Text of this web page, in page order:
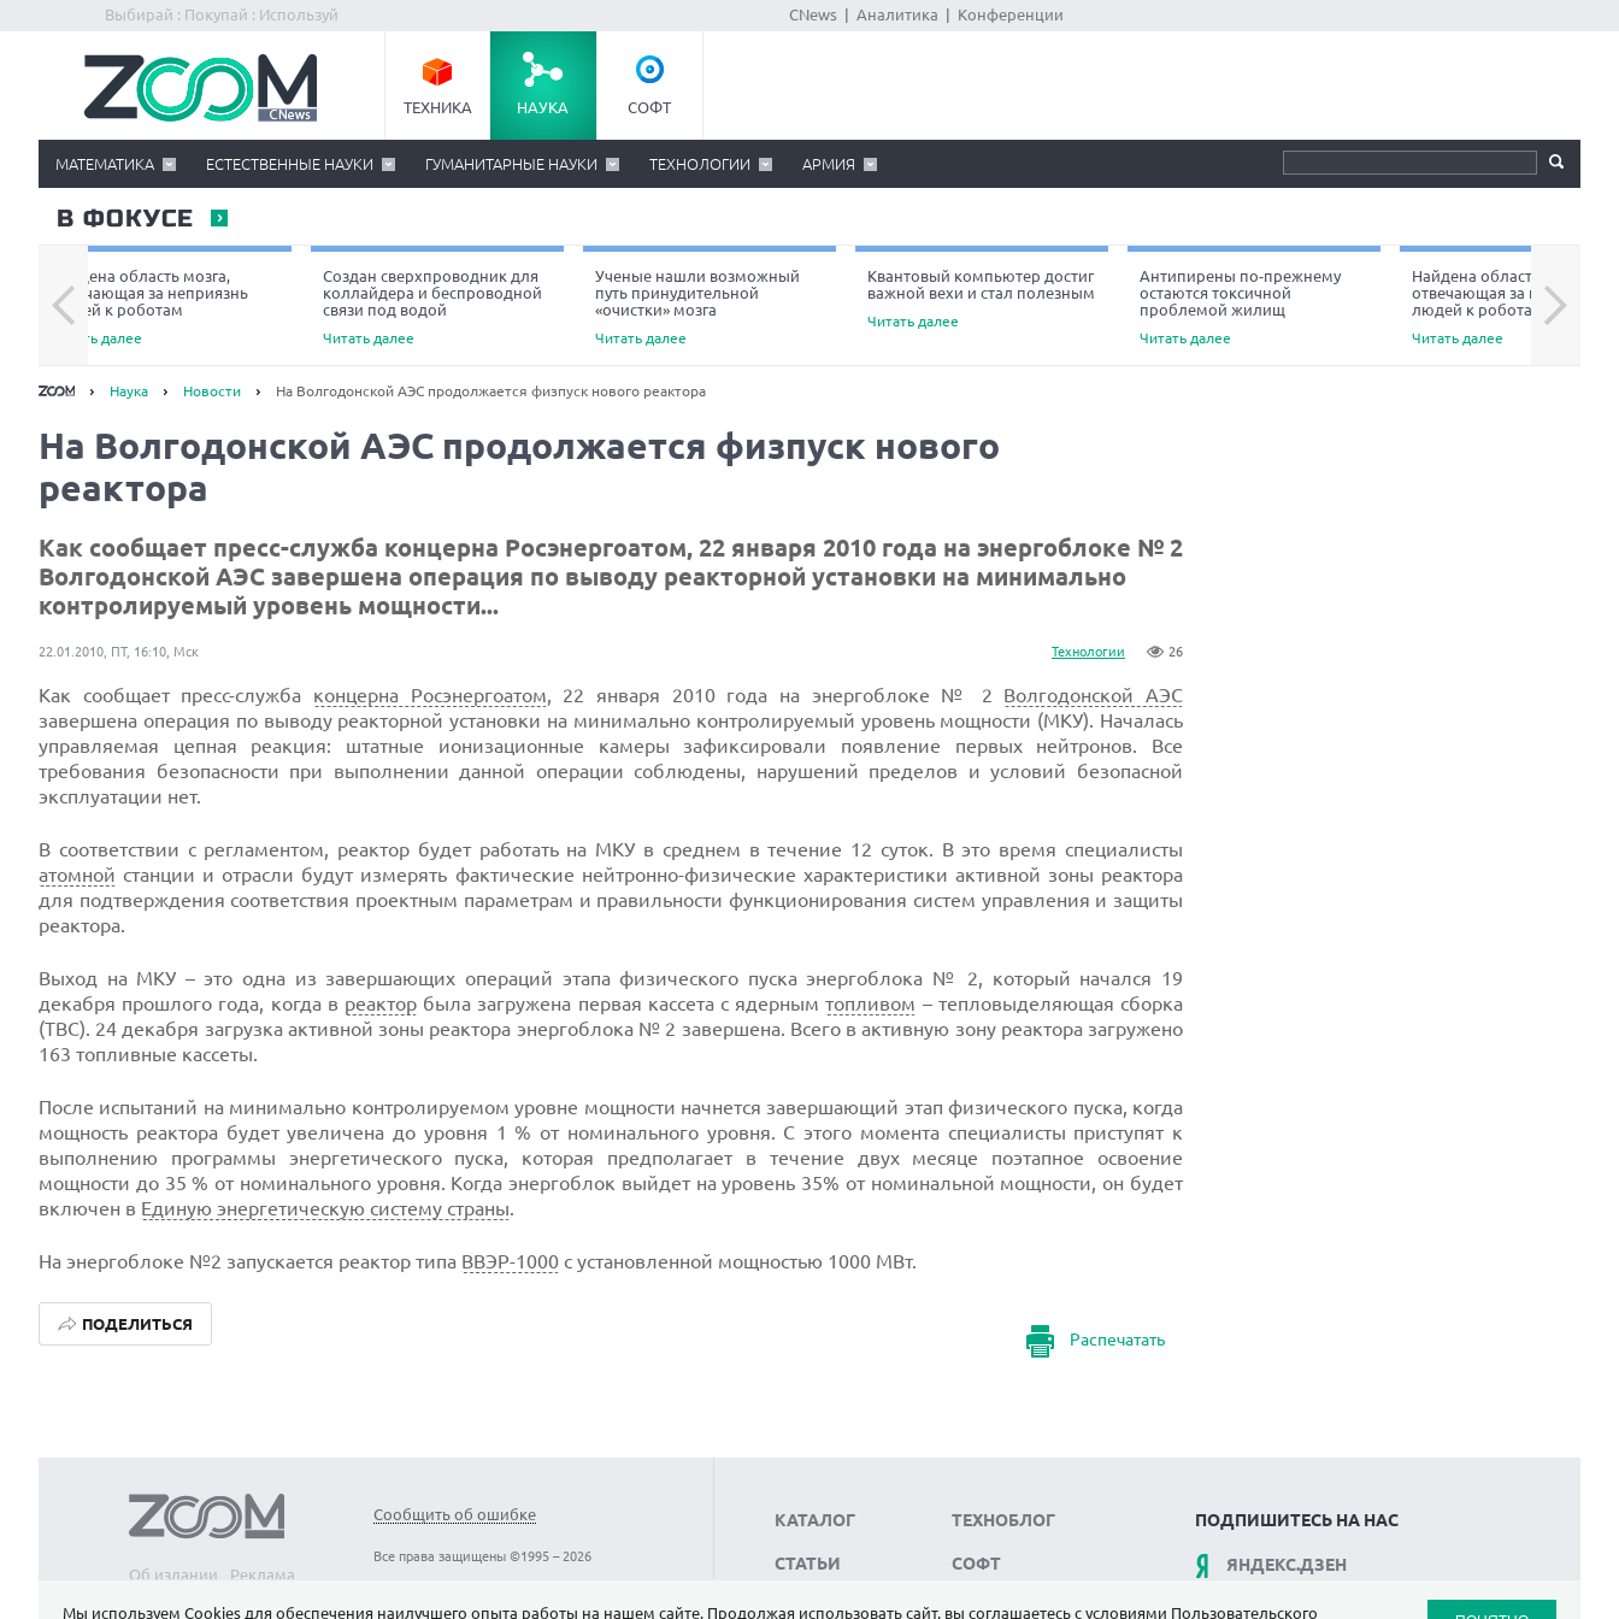
Выбирай : Покупай : Используй CNews Аналитика Конференции
ТЕХНИКА НАУКА СОФТ
МАТЕМАТИКА ЕСТЕСТВЕННЫЕ НАУКИ ГУМАНИТАРНЫЕ НАУКИ ТЕХНОЛОГИИ АРМИЯ
В ФОКУСЕ
Найдена область мозга,
отвечающая за неприязнь
людей к роботам
Читать далее
Создан сверхпроводник для
коллайдера и беспроводной
связи под водой
Читать далее
Ученые нашли возможный
путь принудительной
«очистки» мозга
Читать далее
Квантовый компьютер достиг
важной вехи и стал полезным
Читать далее
Антипирены по-прежнему
остаются токсичной
проблемой жилищ
Читать далее
Найдена область мозга,
отвечающая за неприязнь
людей к роботам
Читать далее
Next
Наука Новости На Волгодонской АЭС продолжается физпуск нового реактора
На Волгодонской АЭС продолжается физпуск нового
реактора
Как сообщает пресс-служба концерна Росэнергоатом, 22 января 2010 года на энергоблоке № 2
Волгодонской АЭС завершена операция по выводу реакторной установки на минимально
контролируемый уровень мощности...
Технологии 26
22.01.2010, ПТ, 16:10, Мск
Как сообщает пресс-служба концерна Росэнергоатом, 22 января 2010 года на энергоблоке № 2 Волгодонской АЭС
завершена операция по выводу реакторной установки на минимально контролируемый уровень мощности (МКУ). Началась
управляемая цепная реакция: штатные ионизационные камеры зафиксировали появление первых нейтронов. Все
требования безопасности при выполнении данной операции соблюдены, нарушений пределов и условий безопасной
эксплуатации нет.
В соответствии с регламентом, реактор будет работать на МКУ в среднем в течение 12 суток. В это время специалисты
атомной станции и отрасли будут измерять фактические нейтронно-физические характеристики активной зоны реактора
для подтверждения соответствия проектным параметрам и правильности функционирования систем управления и защиты
реактора.
Выход на МКУ – это одна из завершающих операций этапа физического пуска энергоблока № 2, который начался 19
декабря прошлого года, когда в реактор была загружена первая кассета с ядернымтопливом – тепловыделяющая сборка
(ТВС). 24 декабря загрузка активной зоны реактора энергоблока № 2 завершена. Всего в активную зону реактора загружено
163 топливные кассеты.
После испытаний на минимально контролируемом уровне мощности начнется завершающий этап физического пуска, когда
мощность реактора будет увеличена до уровня 1 % от номинального уровня. С этого момента специалисты приступят к
выполнению программы энергетического пуска, которая предполагает в течение двух месяце поэтапное освоение
мощности до 35 % от номинального уровня. Когда энергоблок выйдет на уровень 35% от номинальной мощности, он будет
включен в Единую энергетическую систему страны.
На энергоблоке №2 запускается реактор типа ВВЭР-1000 с установленной мощностью 1000 МВт.
Распечатать
ПОДЕЛИТЬСЯ
Об издании
Реклама
Сообщить об ошибке
Все права защищены ©1995 – 2026
КАТАЛОГ
СТАТЬИ
НОВОСТИ
ТЕХНОБЛОГ
СОФТ
НАУКА
ПОДПИШИТЕСЬ НА НАС
ЯНДЕКС.ДЗЕН
ВКОНТАКТЕ
Мы используем Сookies для обеспечения наилучшего опыта работы на нашем сайте. Продолжая использовать сайт, вы соглашаетесь с условиями Пользовательского